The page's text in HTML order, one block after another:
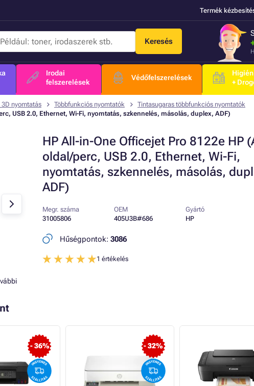
Termék
Keresés
Irodai
felszerelések
Védőfelszerelések
+
nyomtatás Többfunkciós nyomtatók
Tintasugaras többfunkciós nyomtatók
USB 2.0, Ethernet, Wi-Fi, nyomtatás, szkennelés, másolás, duplex, ADF)
HP All-in-One Officejet Pro 8122e HP
oldal/perc, USB 2.0, Ethernet, Wi-Fi,
nyomtatás, szkennelés, másolás,
ADF)
Megr. száma
31005806
OEM
405U3B#686
Gyártó
HP
Hűségpontok: 3086
1 értékelés
- 36% - 32%